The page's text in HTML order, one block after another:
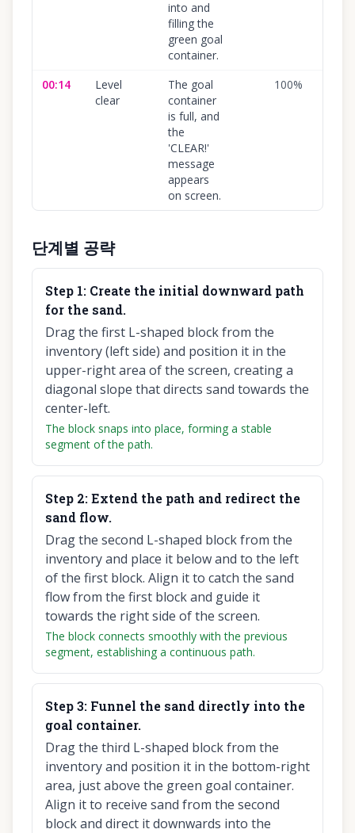
into and
filling the
green goal
container.
00:14
Level
clear
The goal
container
is full, and
the
'CLEAR!'
message
appears
on screen.
100%
단계별 공략
Step 1: Create the initial downward path
for the sand.
Drag the first L-shaped block from the
inventory (left side) and position it in the
upper-right area of the screen, creating a
diagonal slope that directs sand towards the
center-left.
The block snaps into place, forming a stable
segment of the path.
Step 2:Extend the path and redirect the
sand flow.
Drag the second L-shaped block from the
inventory and place it below and to the left
of the first block. Align it to catch the sand
flow from the first block and guide it
towards the right side of the screen.
The block connects smoothly with the previous
segment, establishing a continuous path.
Step3: Funnel the sand directly into the
goal container.
Drag the third L-shaped block from the
inventory and position it in the bottom-right
area, just above the green goal container.
Align it to receive sand from the second
block and direct it downwards into the